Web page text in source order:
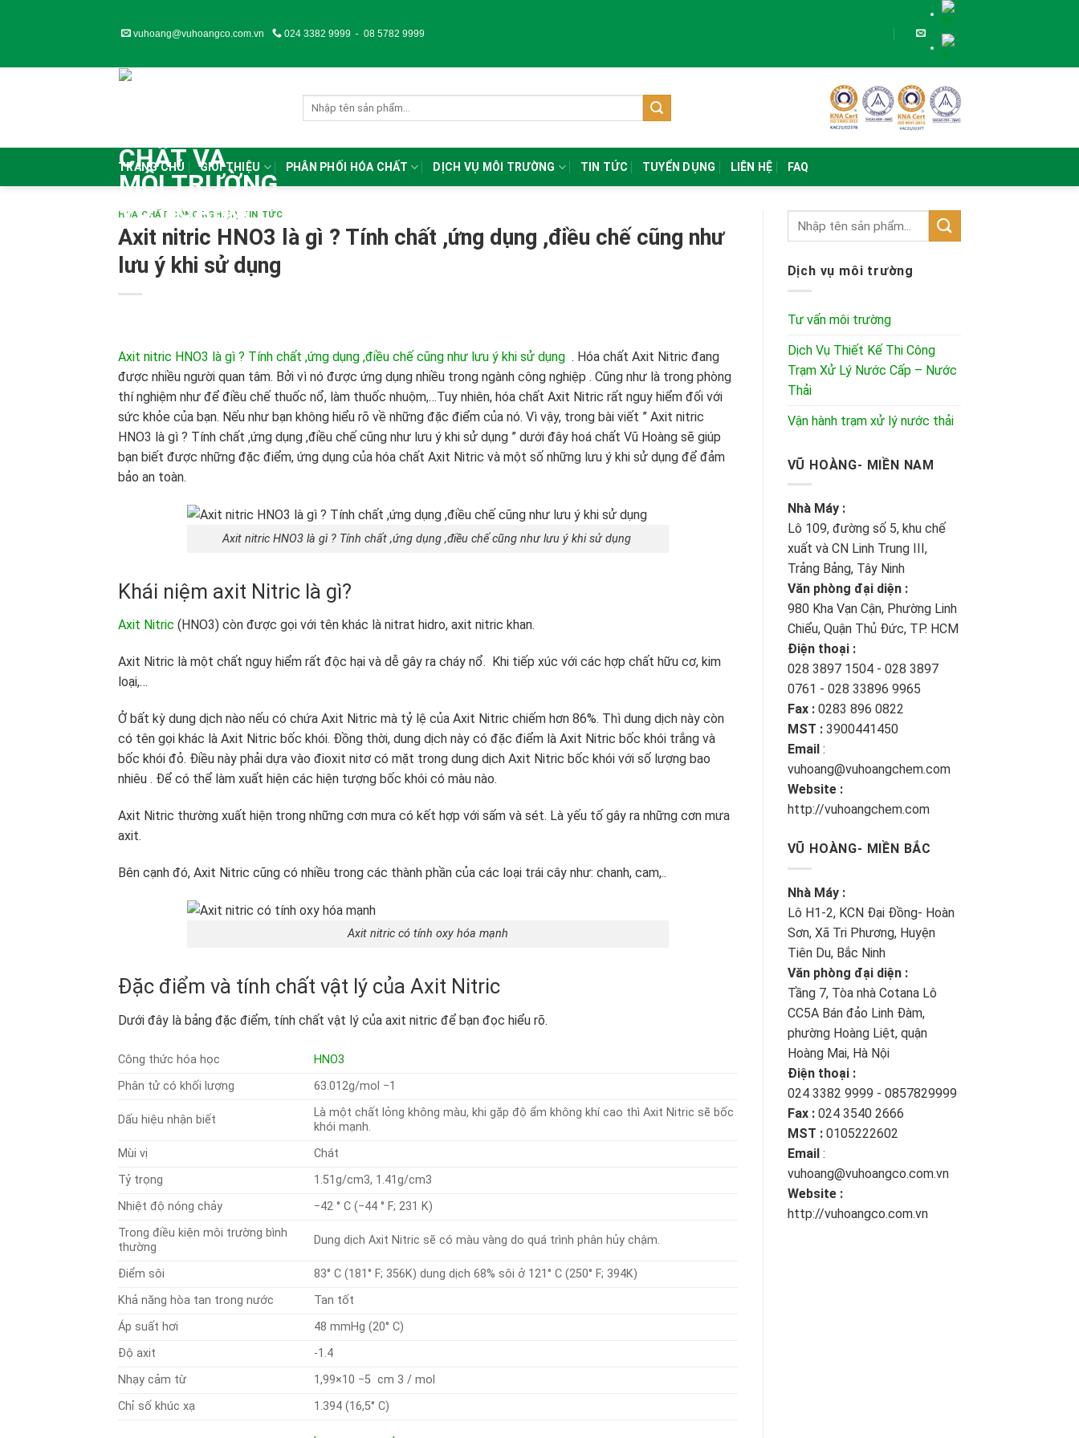
vuhoang@vuhoangco.com.vn 024 3382 9999 - 08 5782 9999
TRANG CHỦ GIỚI THIỆU PHÂN PHỐI HÓA CHẤT DỊCH VỤ MÔI TRƯỜNG TIN TỨC TUYỂN DỤNG LIÊN HỆ FAQ
HÓA CHẤT CÔNG NGHIỆP, TIN TỨC
Axit nitric HNO3 là gì ? Tính chất ,ứng dụng ,điều chế cũng như
lưu ý khi sử dụng
Axit nitric HNO3 là gì ? Tính chất ,ứng dụng ,điều chế cũng như lưu ý khi sử dụng . Hóa chất Axit Nitric đang
được nhiều người quan tâm. Bởi vì nó được ứng dụng nhiều trong ngành công nghiệp . Cũng như là trong phòng
thí nghiệm như để điều chế thuốc nổ, làm thuốc nhuộm,…Tuy nhiên, hóa chất Axit Nitric rất nguy hiểm đối với
sức khỏe của bạn. Nếu như bạn không hiểu rõ về những đặc điểm của nó. Vì vậy, trong bài viết ” Axit nitric
HNO3 là gì ? Tính chất ,ứng dụng ,điều chế cũng như lưu ý khi sử dụng ” dưới đây hoá chất Vũ Hoàng sẽ giúp
bạn biết được những đặc điểm, ứng dụng của hóa chất Axit Nitric và một số những lưu ý khi sử dụng để đảm
bảo an toàn.
Axit nitric HNO3 là gì ? Tính chất ,ứng dụng ,điều chế cũng như lưu ý khi sử dụng
Khái niệm axit Nitric là gì?
Axit Nitric (HNO3) còn được gọi với tên khác là nitrat hidro, axit nitric khan.
Axit Nitric là một chất nguy hiểm rất độc hại và dễ gây ra cháy nổ. Khi tiếp xúc với các hợp chất hữu cơ, kim
loại,…
Ở bất kỳ dung dịch nào nếu có chứa Axit Nitric mà tỷ lệ của Axit Nitric chiếm hơn 86%. Thì dung dịch này còn
có tên gọi khác là Axit Nitric bốc khói. Đồng thời, dung dịch này có đặc điểm là Axit Nitric bốc khói trắng và
bốc khói đỏ. Điều này phải dựa vào đioxit nitơ có mặt trong dung dịch Axit Nitric bốc khói với số lượng bao
nhiêu . Để có thể làm xuất hiện các hiện tượng bốc khói có màu nào.
Axit Nitric thường xuất hiện trong những cơn mưa có kết hợp với sấm và sét. Là yếu tố gây ra những cơn mưa
axit.
Bên cạnh đó, Axit Nitric cũng có nhiều trong các thành phần của các loại trái cây như: chanh, cam,..
Axit nitric có tính oxy hóa mạnh
Đặc điểm và tính chất vật lý của Axit Nitric
Dưới đây là bảng đặc điểm, tính chất vật lý của axit nitric để bạn đọc hiểu rõ.
Công thức hóa học
HNO3
Phân tử có khối lượng
63.012g/mol −1
Dấu hiệu nhận biết
Là một chất lỏng không màu, khi gặp độ ẩm không khí cao thì Axit Nitric sẽ bốc
khói mạnh.
Mùi vị
Chát
Tỷ trọng
1.51g/cm3, 1.41g/cm3
Nhiệt độ nóng chảy
−42 ° C (−44 ° F; 231 K)
Trong điều kiện môi trường bình
thường
Dung dịch Axit Nitric sẽ có màu vàng do quá trình phân hủy chậm.
Điểm sôi
83° C (181° F; 356K) dung dịch 68% sôi ở 121° C (250° F; 394K)
Khả năng hòa tan trong nước
Tan tốt
Áp suất hơi
48 mmHg (20° C)
Độ axit
-1.4
Nhạy cảm từ
1,99×10 −5 cm 3 / mol
Chỉ số khúc xạ
1.394 (16,5° C)
Dịch vụ môi trường
Tư vấn môi trường
Dịch Vụ Thiết Kế Thi Công
Trạm Xử Lý Nước Cấp – Nước
Thải
Vận hành trạm xử lý nước thải
VŨ HOÀNG- MIỀN NAM
Nhà Máy :
Lô 109, đường số 5, khu chế
xuất và CN Linh Trung III,
Trảng Bảng, Tây Ninh
Văn phòng đại diện :
980 Kha Vạn Cận, Phường Linh
Chiểu, Quận Thủ Đức, TP. HCM
Điện thoại :
028 3897 1504 - 028 3897
0761 - 028 33896 9965
Fax : 0283 896 0822
MST : 3900441450
Email :
vuhoang@vuhoangchem.com
Website :
http://vuhoangchem.com
VŨ HOÀNG- MIỀN BẮC
Nhà Máy :
Lô H1-2, KCN Đại Đồng- Hoàn
Sơn, Xã Tri Phương, Huyện
Tiên Du, Bắc Ninh
Văn phòng đại diện :
Tầng 7, Tòa nhà Cotana Lô
CC5A Bán đảo Linh Đàm,
phường Hoàng Liệt, quận
Hoàng Mai, Hà Nội
Điện thoại :
024 3382 9999 - 0857829999
Fax : 024 3540 2666
MST : 0105222602
Email :
vuhoang@vuhoangco.com.vn
Website :
http://vuhoangco.com.vn